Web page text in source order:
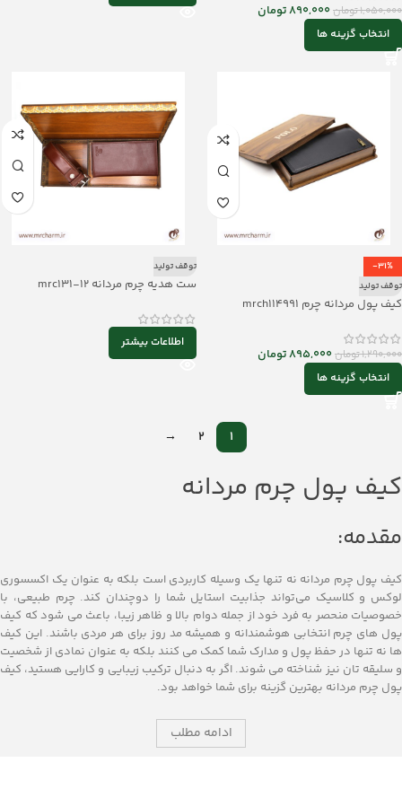
1,050,000تومان890,000تومان
انتخاب گزینه ها
-31%
توقف تولید
کیف پول مردانه چرم mrch114991
1,290,000تومان895,000تومان
انتخاب گزینه ها
توقف تولید
ست هدیه چرم مردانه mrc131-12
اطلاعات بیشتر
1
2
→
کیف پول چرم مردانه
مقدمه:
کیف پول چرم مردانه نه تنها یک وسیله کاربردی است بلکه به عنوان یک اکسسوری
لوکس و کلاسیک می‌تواند جذابیت استایل شما را دوچندان کند. چرم طبیعی، با
خصوصیات منحصر به فرد خود از جمله دوام بالا و ظاهر زیبا، باعث می‌ شود که کیف
پول ‌های چرم انتخابی هوشمندانه و همیشه مد روز برای هر مردی باشند. این کیف‌
ها نه تنها در حفظ پول و مدارک شما کمک می‌ کنند بلکه به عنوان نمادی از شخصیت
و سلیقه ‌تان نیز شناخته می ‌شوند. اگر به دنبال ترکیب زیبایی و کارایی هستید، کیف
پول چرم مردانه بهترین گزینه برای شما خواهد بود.
ادامه مطلب